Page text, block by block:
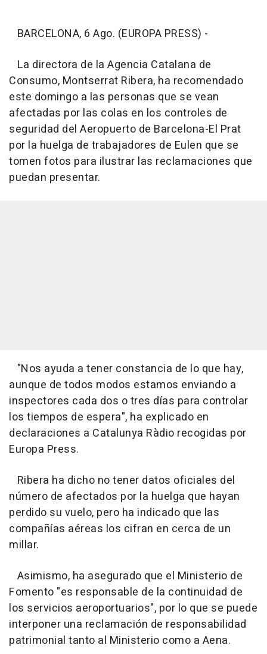
BARCELONA, 6 Ago. (EUROPA PRESS) -
La directora de la Agencia Catalana de
Consumo, Montserrat Ribera, ha recomendado
este domingo a las personas que se vean
afectadas por las colas en los controles de
seguridad del Aeropuerto de Barcelona-El Prat
por la huelga de trabajadores de Eulen que se
tomen fotos para ilustrar las reclamaciones que
puedan presentar.
"Nos ayuda a tener constancia de lo que hay,
aunque de todos modos estamos enviando a
inspectores cada dos o tres días para controlar
los tiempos de espera", ha explicado en
declaraciones a Catalunya Ràdio recogidas por
Europa Press.
Ribera ha dicho no tener datos oficiales del
número de afectados por la huelga que hayan
perdido su vuelo, pero ha indicado que las
compañías aéreas los cifran en cerca de un
millar.
Asimismo, ha asegurado que el Ministerio de
Fomento "es responsable de la continuidad de
los servicios aeroportuarios", por lo que se puede
interponer una reclamación de responsabilidad
patrimonial tanto al Ministerio como a Aena.